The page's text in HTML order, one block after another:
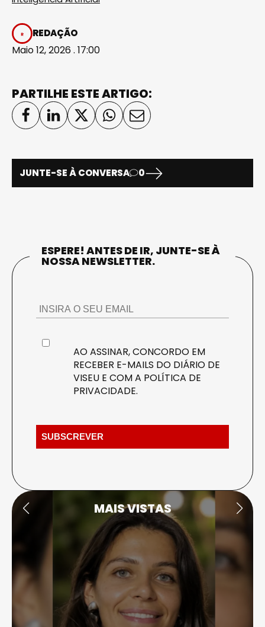
REDAÇÃO
Maio 12, 2026 . 17:00
PARTILHE ESTE ARTIGO:
JUNTE-SE À CONVERSA 0
ESPERE! ANTES DE IR, JUNTE-SE À
NOSSA NEWSLETTER.
AO ASSINAR, CONCORDO EM
RECEBER E-MAILS DO DIÁRIO DE
VISEU E COM A POLÍTICA DE
PRIVACIDADE.
MAIS VISTAS